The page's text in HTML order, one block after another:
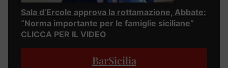
Sala d’Ercole approva la rottamazione, Abbate:
“Norma importante per le famiglie siciliane”
CLICCA PER IL VIDEO
BarSicilia